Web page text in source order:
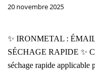
20 novembre 2025
✨ IRONMETAL :
SÉCHAGE RAPIDE ✨
séchage rapide applicable